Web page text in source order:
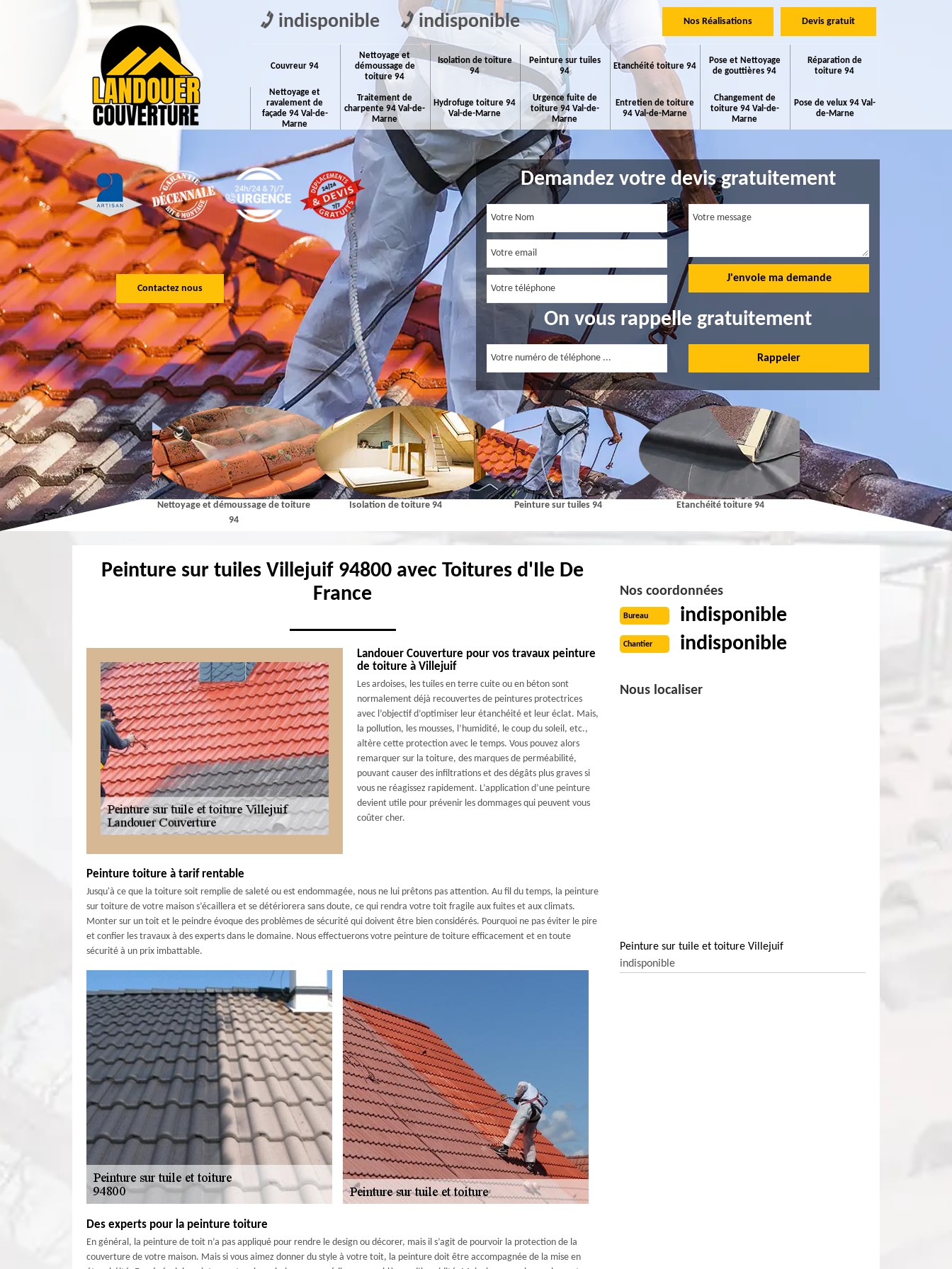
indisponible indisponible Nos Réalisations Devis gratuit
Couvreur 94
Nettoyage et
démoussage de
toiture 94
Isolation de toiture
94
Peinture sur tuiles
94
Etanchéité toiture 94
Pose et Nettoyage
de gouttières 94
Réparation de
toiture 94
Nettoyage et
ravalement de
façade 94 Val-de-
Marne
Traitement de
charpente 94 Val-de-
Marne
Hydrofuge toiture 94
Val-de-Marne
Urgence fuite de
toiture 94 Val-de-
Marne
Entretien de toiture
94 Val-de-Marne
Changement de
toiture 94 Val-de-
Marne
Pose de velux 94 Val-
de-Marne
Contactez nous
Demandez votre devis gratuitement
On vous rappelle gratuitement
Couvreur 94
Nettoyage et démoussage de toiture
94
Isolation de toiture 94 Peinture sur tuiles 94 Etanchéité toiture 94 Pose et Nettoyage de gouttières
Peinture sur tuiles Villejuif 94800 avec Toitures d'Ile De
France
Landouer Couverture pour vos travaux peinture
de toiture à Villejuif
Les ardoises, les tuiles en terre cuite ou en béton sont
normalement déjà recouvertes de peintures protectrices
avec l’objectif d’optimiser leur étanchéité et leur éclat. Mais,
la pollution, les mousses, l’humidité, le coup du soleil, etc.,
altère cette protection avec le temps. Vous pouvez alors
remarquer sur la toiture, des marques de perméabilité,
pouvant causer des infiltrations et des dégâts plus graves si
vous ne réagissez rapidement. L’application d’une peinture
devient utile pour prévenir les dommages qui peuvent vous
coûter cher.
Peinture toiture à tarif rentable
Jusqu'à ce que la toiture soit remplie de saleté ou est endommagée, nous ne lui prêtons pas attention. Au fil du temps, la peinture
sur toiture de votre maison s’écaillera et se détériorera sans doute, ce qui rendra votre toit fragile aux fuites et aux climats.
Monter sur un toit et le peindre évoque des problèmes de sécurité qui doivent être bien considérés. Pourquoi ne pas éviter le pire
et confier les travaux à des experts dans le domaine. Nous effectuerons votre peinture de toiture efficacement et en toute
sécurité à un prix imbattable.
Des experts pour la peinture toiture
En général, la peinture de toit n’a pas appliqué pour rendre le design ou décorer, mais il s’agit de pourvoir la protection de la
couverture de votre maison. Mais si vous aimez donner du style à votre toit, la peinture doit être accompagnée de la mise en
Nos coordonnées
Bureau indisponible
Chantier indisponible
Nous localiser
Peinture sur tuile et toiture Villejuif
indisponible